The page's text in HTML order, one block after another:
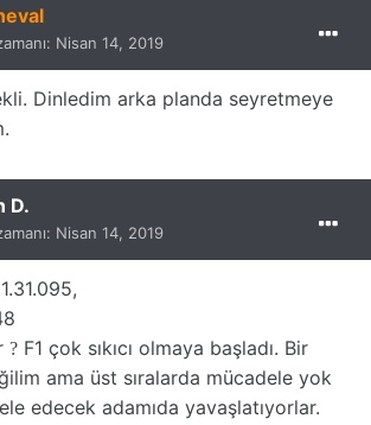
Nisan 14, 2019
Dinledim arka planda seyretmeye
D.
Nisan 14, 2019
? F1 çok sıkıcı olmaya başladı. Bir
ama üst sıralarda mücadele yok
edecek adamıda yavaşlatıyorlar.